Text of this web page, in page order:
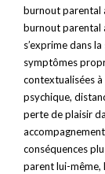
burnout parental
burnout parental
s’exprime dans
symptômes
contextualisées
psychique,
perte de plaisir
conséquences
parent lui-même,